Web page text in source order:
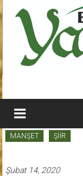
geç
YARPUZ
Edebiyat
Dergisi
Kahramanmaraş'ın
MANŞET ŞİİR
Şubat 14, 2020